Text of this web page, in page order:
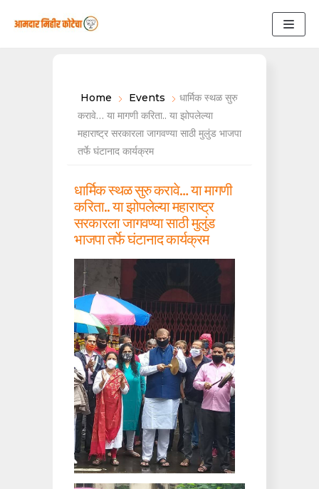
Home Events
धार्मिक स्थळ सुरु
करावे… या मागणी करिता.. या झोपलेल्या
महाराष्ट्र सरकारला जागवण्या साठी मुलुंड भाजपा
तर्फे घंटानाद कार्यक्रम
धार्मिक स्थळ सुरु करावे… या मागणी
करिता.. या झोपलेल्या महाराष्ट्र
सरकारला जागवण्या साठी मुलुंड
भाजपा तर्फे घंटानाद कार्यक्रम